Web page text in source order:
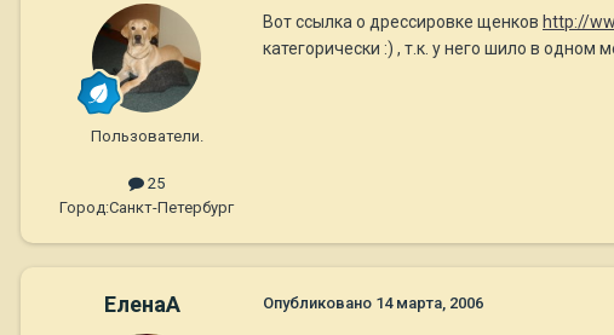
Пользователи.
25
Город:Санкт-Петербург
Вот ссылка о дрессировке щенков http://
категорически :) , т.к. у него шило в одном
ЕленаА Опубликовано 14 марта, 2006